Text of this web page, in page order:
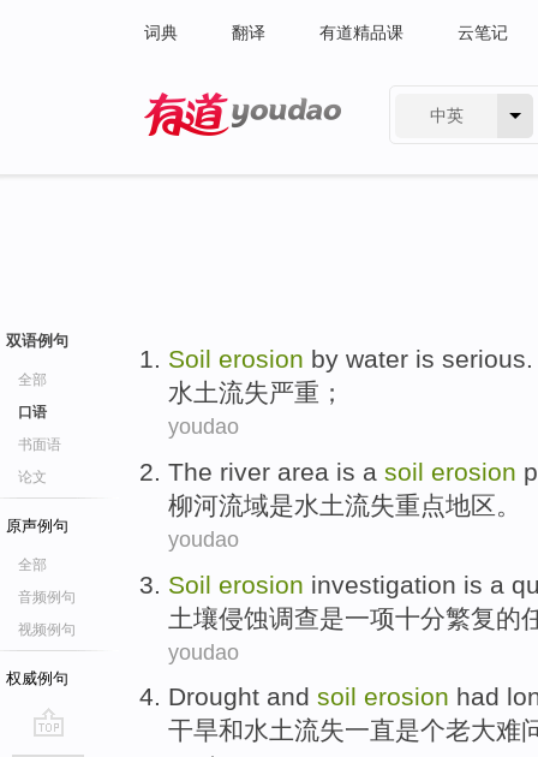
词典 翻译 有道精品课 云笔记
中英
双语例句
全部
口语
书面语
论文
原声例句
全部
音频例句
视频例句
权威例句
go
Soil erosion by water is serious.
水土流失严重 ；
youdao
The river area is a soil erosion
柳河流域是水土流失重点地区。
youdao
Soil erosion investigation is a
土壤侵蚀调查是一项十分繁复的
youdao
Drought and soil erosion had
干旱和水土流失一直是个老大难